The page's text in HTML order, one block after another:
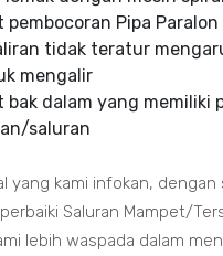
pembocoran Pipa
tidak teratur
mengalir
bak dalam yang
saluran
yang kami infokan,
Saluran Mampet/
lebih waspada dalam